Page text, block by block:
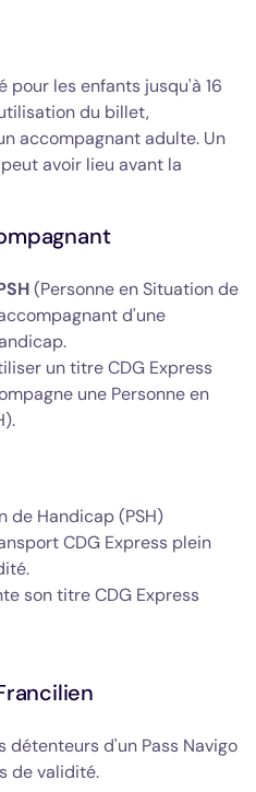
pour les enfants jusqu'à 16
du billet,
accompagnant adulte. Un
avoir lieu avant la
(Personne en Situation de
d'une
un titre CDG Express
une Personne en
de Handicap (PSH)
CDG Express plein
son titre CDG Express
détenteurs d'un Pass Navigo
de validité.